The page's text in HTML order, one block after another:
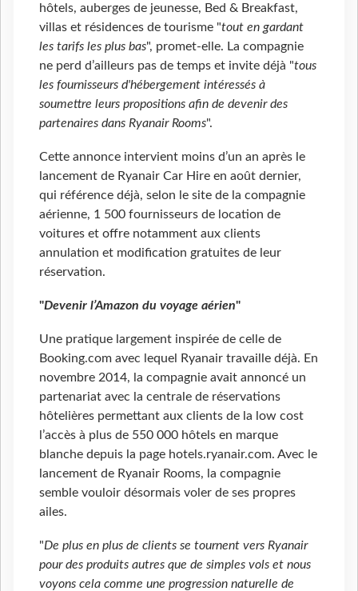
hôtels, auberges de jeunesse, Bed & Breakfast,
villas et résidences de tourisme "tout en gardant
les tarifs les plus bas", promet-elle. La compagnie
ne perd d’ailleurs pas de temps et invite déjà "tous
les fournisseurs d'hébergement intéressés à
soumettre leurs propositions afin de devenir des
partenaires dans Ryanair Rooms".
Cette annonce intervient moins d’un an après le
lancement de Ryanair Car Hire en août dernier,
qui référence déjà, selon le site de la compagnie
aérienne, 1 500 fournisseurs de location de
voitures et offre notamment aux clients
annulation et modification gratuites de leur
réservation.
"Devenir l’Amazon du voyage aérien"
Une pratique largement inspirée de celle de
Booking.com avec lequel Ryanair travaille déjà. En
novembre 2014, la compagnie avait annoncé un
partenariat avec la centrale de réservations
hôtelières permettant aux clients de la low cost
l’accès à plus de 550 000 hôtels en marque
blanche depuis la page hotels.ryanair.com. Avec le
lancement de Ryanair Rooms, la compagnie
semble vouloir désormais voler de ses propres
ailes.
"De plus en plus de clients se tournent vers Ryanair
pour des produits autres que de simples vols et nous
voyons cela comme une progression naturelle de